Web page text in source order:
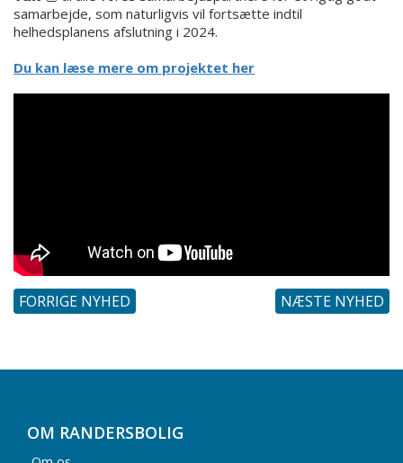
samarbejde, som naturligvis vil fortsætte indtil
helhedsplanens afslutning i 2024.
Du kan læse mere om projektet her
FORRIGE NYHED NÆSTE NYHED
OM RANDERSBOLIG